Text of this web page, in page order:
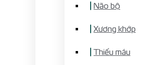
Não bộ
Xương khớp
Thiếu máu